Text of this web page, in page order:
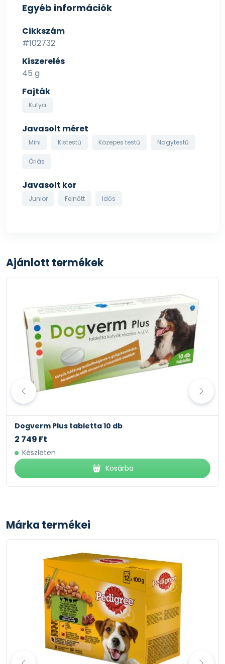
Egyéb információk
Cikkszám
#102732
Kiszerelés
45 g
Fajták
Kutya
Javasolt méret
Mini Kistestű Közepes testű Nagytestű
Óriás
Javasolt kor
Junior Felnőtt Idős
Ajánlott termékek
Dogverm Plus tabletta 10 db
2 749 Ft
Készleten
Kosárba
Márka termékei